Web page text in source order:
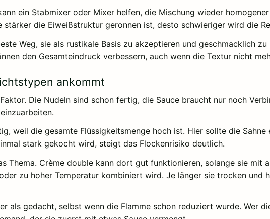
ein Stabmixer oder Mixer helfen, die Mischung wieder
die Eiweißstruktur geronnen ist, desto schwieriger wird die
Weg, sie als rustikale Basis zu akzeptieren und geschmacklich
den Gesamteindruck verbessern, auch wenn die Textur nicht
ankommt
Die Nudeln sind schon fertig, die Sauce braucht nur noch
weil die gesamte Flüssigkeitsmenge hoch ist. Hier sollte die Sahne
stark gekocht wird, steigt das Flockenrisiko deutlich.
Thema. Crème double kann dort gut funktionieren, solange sie mit
zu hoher Temperatur kombiniert wird. Je länger sie trocken und
als gedacht, selbst wenn die Flamme schon reduziert wurde. Wer